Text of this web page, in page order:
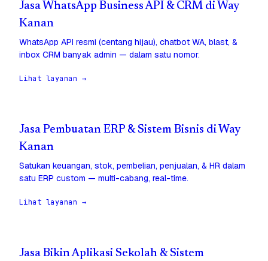
Jasa WhatsApp Business API & CRM di Way
Kanan
WhatsApp API resmi (centang hijau), chatbot WA, blast, &
inbox CRM banyak admin — dalam satu nomor.
Lihat layanan →
Jasa Pembuatan ERP & Sistem Bisnis di Way
Kanan
Satukan keuangan, stok, pembelian, penjualan, & HR dalam
satu ERP custom — multi-cabang, real-time.
Lihat layanan →
Jasa Bikin Aplikasi Sekolah & Sistem